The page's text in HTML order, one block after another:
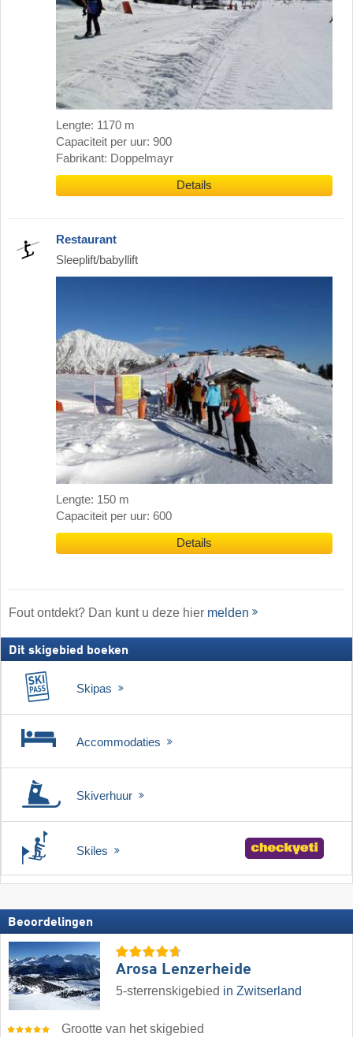
Lengte: 1170 m
Capaciteit per uur: 900
Fabrikant: Doppelmayr
Details
Restaurant
Sleeplift/babyllift
Lengte: 150 m
Capaciteit per uur: 600
Details
Fout ontdekt? Dan kunt u deze hier melden
Dit skigebied boeken
Skipas
Accommodaties
Skiverhuur
Skiles
Beoordelingen
Arosa Lenzerheide
5-sterrenskigebied in Zwitserland
Grootte van het skigebied